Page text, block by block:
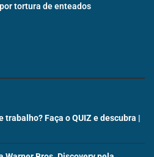
tortura de enteados
trabalho? Faça o QUIZ e descubra |